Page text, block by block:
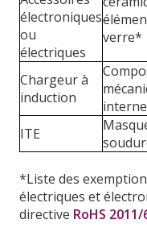
électroniques
ou
électriques
verre*
Chargeur à
induction
interne
ITE
*Liste des
électriques et
directive RoHS 2011/